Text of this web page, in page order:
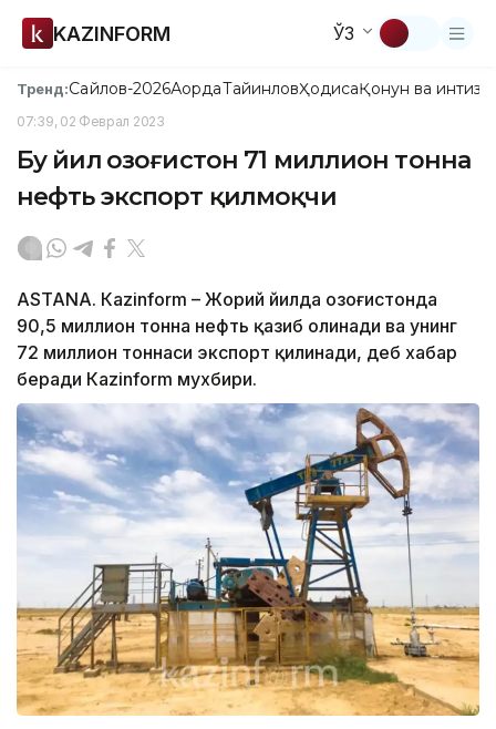
KAZINFORM ЎЗ
Тренд:Сайлов-2026АқордаТайинловҲодисаҚонун ва
07:39, 02 Феврал 2023
Бу йил Қозоғистон 71 миллион тонна
нефть экспорт қилмоқчи
ASTANА. Кazinform – Жорий йилда Қозоғистонда
90,5 миллион тонна нефть қазиб олинади ва унинг
72 миллион тоннаси экспорт қилинади, деб хабар
беради Кazinform мухбири.